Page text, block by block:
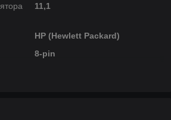
11,1
HP (Hewlett Packard)
8-pin